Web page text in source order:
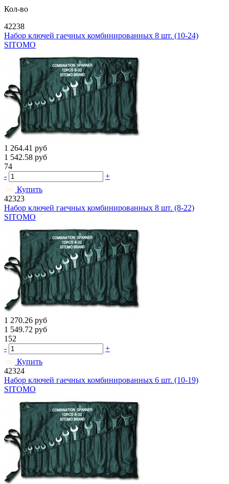
Кол-во
42238
Набор ключей гаечных комбинированных 8 шт. (10-24)
SITOMO
1 264.41 руб
1 542.58 руб
74
-
+
Купить
42323
Набор ключей гаечных комбинированных 8 шт. (8-22)
SITOMO
1 270.26 руб
1 549.72 руб
152
-
+
Купить
42324
Набор ключей гаечных комбинированных 6 шт. (10-19)
SITOMO